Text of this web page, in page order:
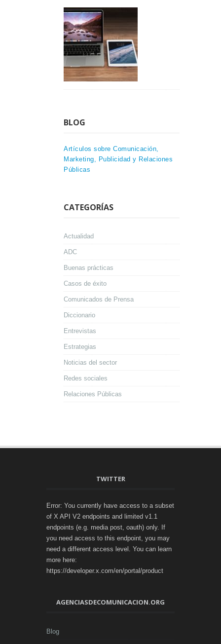
BLOG
Artículos sobre Comunicación,
Marketing, Publicidad y Relaciones
Públicas
CATEGORÍAS
Actualidad
ADC
Buenas prácticas
Casos de éxito
Comunicados de Prensa
Diccionario
Entrevistas
Estrategias
Noticias del sector
Redes sociales
Relaciones Públicas
TWITTER
Error: You currently have access to a subset
of X API V2 endpoints and limited v1.1
endpoints (e.g. media post, oauth) only. If
you need access to this endpoint, you may
need a different access level. You can learn
more here:
https://developer.x.com/en/portal/product
AGENCIASDECOMUNICACION.ORG
Blog